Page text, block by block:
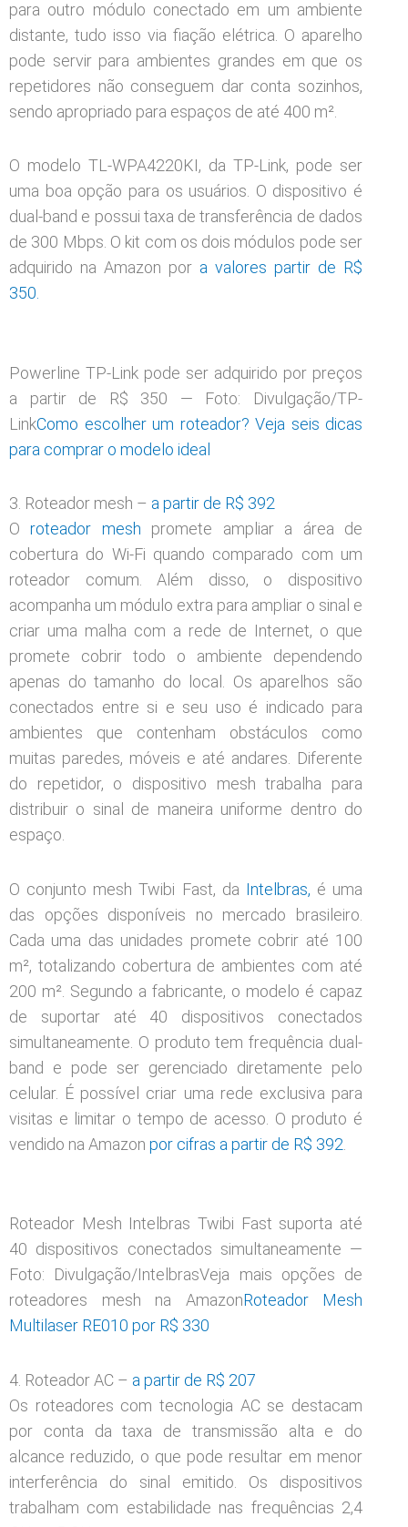
para outro módulo conectado em um ambiente
distante, tudo isso via fiação elétrica. O aparelho
pode servir para ambientes grandes em que os
repetidores não conseguem dar conta sozinhos,
sendo apropriado para espaços de até 400 m².
O modelo TL-WPA4220KI, da TP-Link, pode ser
uma boa opção para os usuários. O dispositivo é
dual-band e possui taxa de transferência de dados
de 300 Mbps. O kit com os dois módulos pode ser
adquirido na Amazon por a valores partir de R$
350.
Powerline TP-Link pode ser adquirido por preços
a partir de R$ 350 — Foto: Divulgação/TP-
LinkComo escolher um roteador? Veja seis dicas
para comprar o modelo ideal
3. Roteador mesh – a partir de R$ 392
Oroteador mesh promete ampliar a área de
cobertura do Wi-Fi quando comparado com um
roteador comum. Além disso, o dispositivo
acompanha um módulo extra para ampliar o sinal e
criar uma malha com a rede de Internet, o que
promete cobrir todo o ambiente dependendo
apenas do tamanho do local. Os aparelhos são
conectados entre si e seu uso é indicado para
ambientes que contenham obstáculos como
muitas paredes, móveis e até andares. Diferente
do repetidor, o dispositivo mesh trabalha para
distribuir o sinal de maneira uniforme dentro do
espaço.
O conjunto mesh Twibi Fast, da Intelbras, é uma
das opções disponíveis no mercado brasileiro.
Cada uma das unidades promete cobrir até 100
m², totalizando cobertura de ambientes com até
200 m². Segundo a fabricante, o modelo é capaz
de suportar até 40 dispositivos conectados
simultaneamente. O produto tem frequência dual-
band e pode ser gerenciado diretamente pelo
celular. É possível criar uma rede exclusiva para
visitas e limitar o tempo de acesso. O produto é
vendido na Amazon por cifras a partir de R$ 392
Roteador Mesh Intelbras Twibi Fast suporta até
40 dispositivos conectados simultaneamente —
Foto: Divulgação/IntelbrasVeja mais opções de
roteadores mesh na AmazonRoteador Mesh
Multilaser RE010 por R$ 330
4. Roteador AC – a partir de R$ 207
Os roteadores com tecnologia AC se destacam
por conta da taxa de transmissão alta e do
alcance reduzido, o que pode resultar em menor
interferência do sinal emitido. Os dispositivos
trabalham com estabilidade nas frequências 2,4